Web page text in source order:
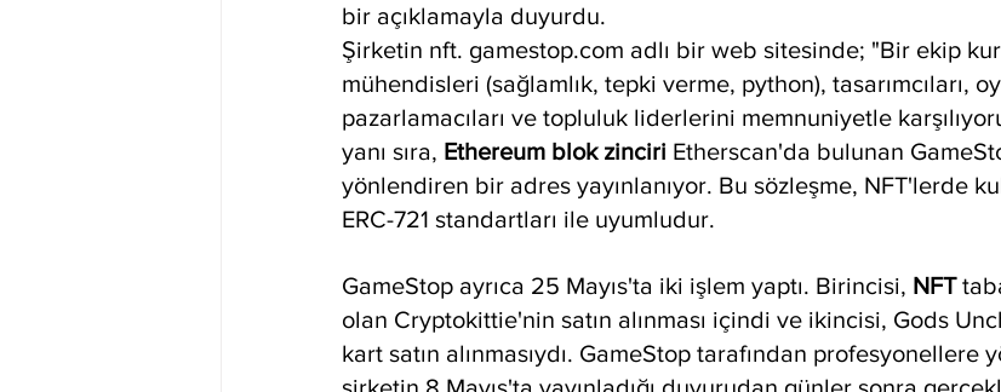
bir açıklamayla duyurdu.
Şirketin nft. gamestop.com adlı bir web sitesinde; "Bir ekip
mühendisleri (sağlamlık, tepki verme, python), tasarımcıları,
pazarlamacıları ve topluluk liderlerini memnuniyetle
yanı sıra, Ethereum blok zinciri Etherscan'da bulunan
yönlendiren bir adres yayınlanıyor. Bu sözleşme, NFT'lerde
ERC-721 standartları ile uyumludur.
GameStop ayrıca 25 Mayıs'ta iki işlem yaptı. Birincisi, NFT
olan Cryptokittie'nin satın alınması içindi ve ikincisi, Gods
kart satın alınmasıydı. GameStop tarafından profesyonellere
şirketin 8 Mayıs'ta yayınladığı duyurudan günler sonra